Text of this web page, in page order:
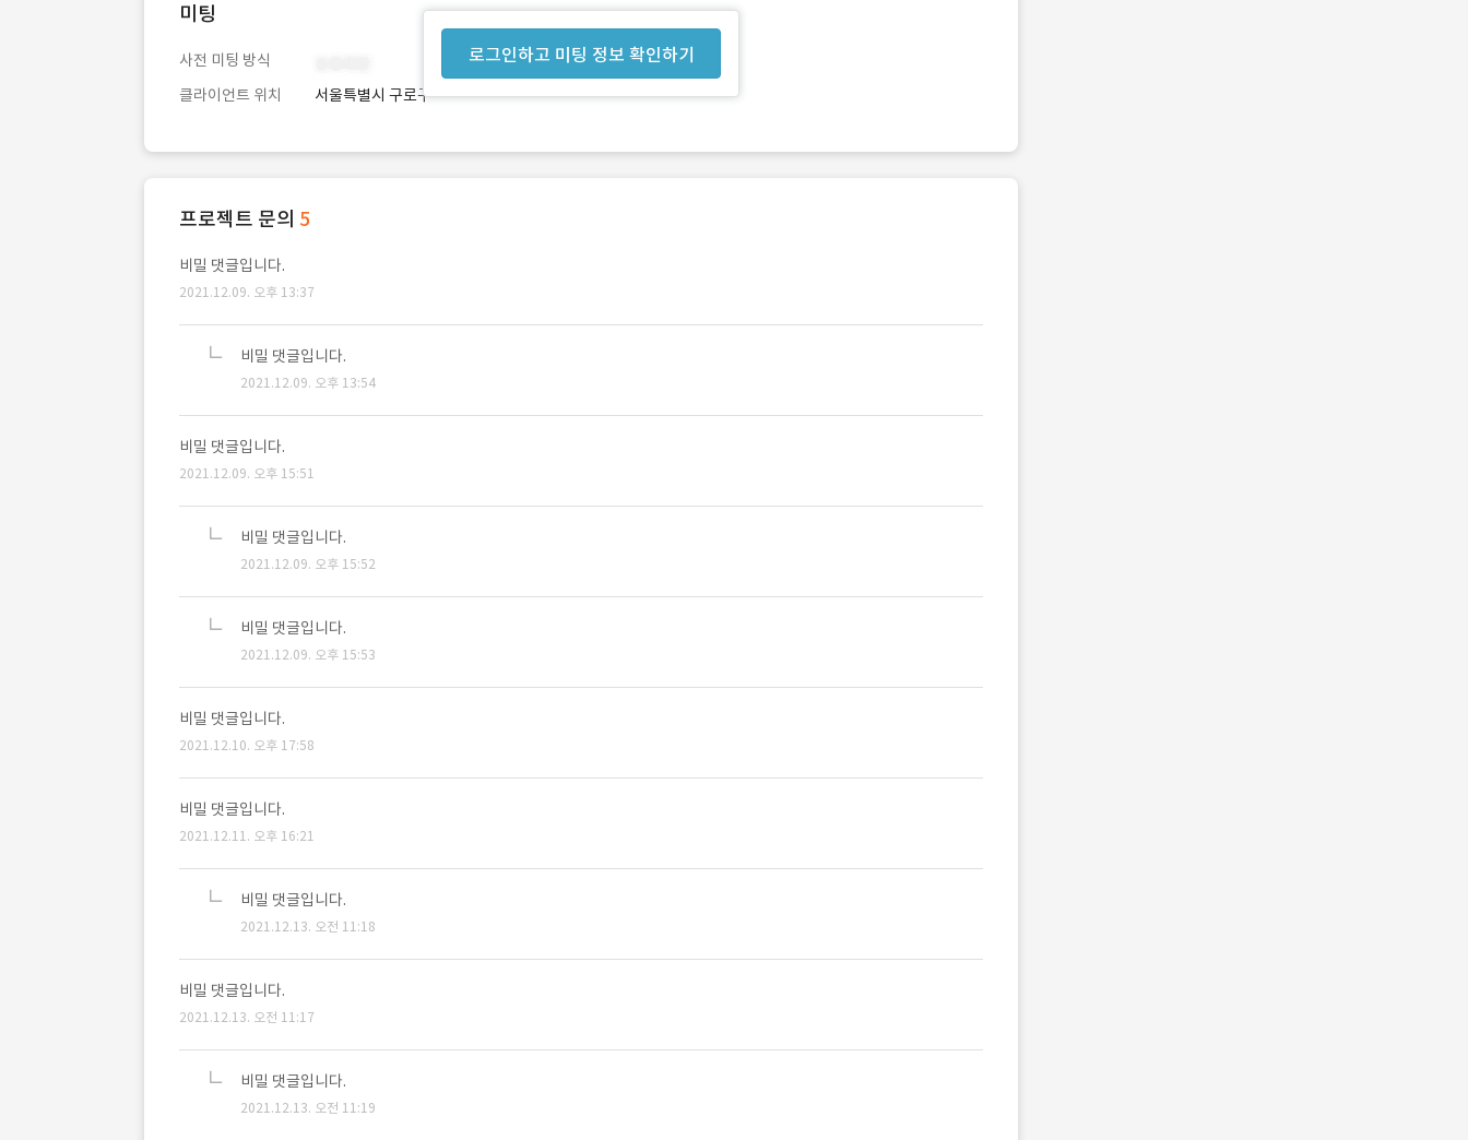
로그인하고 미팅 정보 확인하기
미팅
사전 미팅 방식
클라이언트 위치
서울특별시 구로구
프로젝트 문의 5
비밀 댓글입니다.
2021.12.09. 오후 13:37
비밀 댓글입니다.
2021.12.09. 오후 13:54
비밀 댓글입니다.
2021.12.09. 오후 15:51
비밀 댓글입니다.
2021.12.09. 오후 15:52
비밀 댓글입니다.
2021.12.09. 오후 15:53
비밀 댓글입니다.
2021.12.10. 오후 17:58
비밀 댓글입니다.
2021.12.11. 오후 16:21
비밀 댓글입니다.
2021.12.13. 오전 11:18
비밀 댓글입니다.
2021.12.13. 오전 11:17
비밀 댓글입니다.
2021.12.13. 오전 11:19